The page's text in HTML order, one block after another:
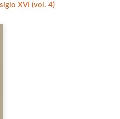
XVI (vol. 4)